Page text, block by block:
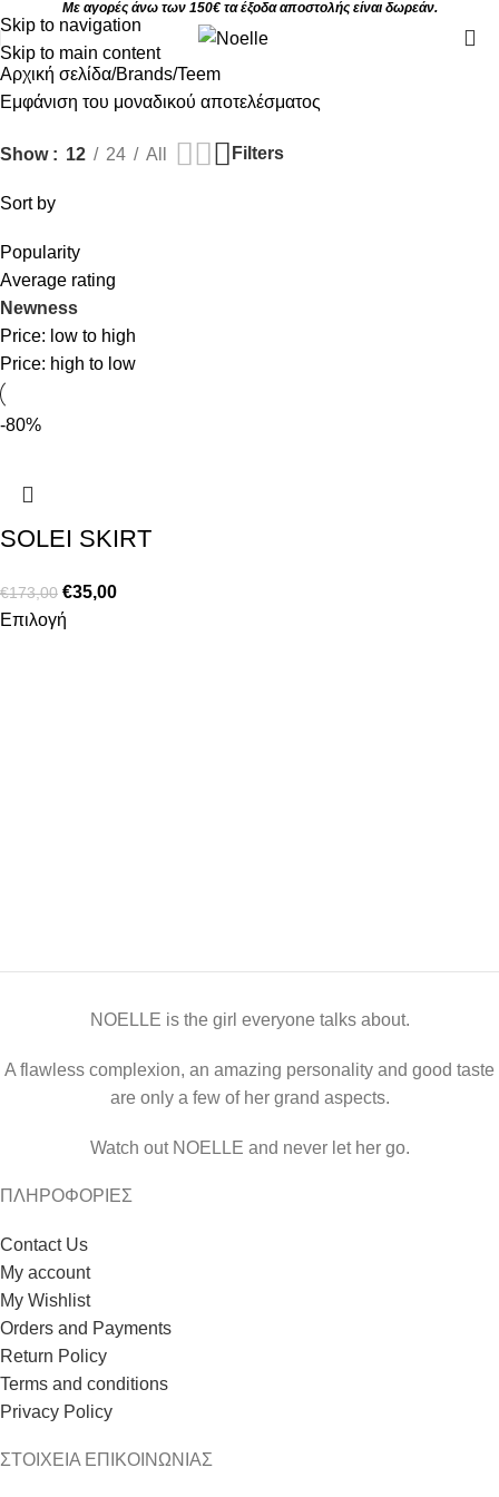
Skip to navigation
Skip to main content
Με αγορές άνω των 150€ τα έξοδα αποστολής είναι δωρεάν.
Αρχική σελίδα Brands Teem
Εμφάνιση του μοναδικού αποτελέσματος
Show 12 24 All Filters
Sort by
Popularity
Average rating
Newness
Price: low to high
Price: high to low
-80%
SOLEI SKIRT
€173,00 €35,00
Επιλογή
NOELLE is the girl everyone talks about.
A flawless complexion, an amazing personality and good taste
are only a few of her grand aspects.
Watch out NOELLE and never let her go.
ΠΛΗΡΟΦΟΡΙΕΣ
Contact Us
My account
My Wishlist
Orders and Payments
Return Policy
Terms and conditions
Privacy Policy
ΣΤΟΙΧΕΙΑ ΕΠΙΚΟΙΝΩΝΙΑΣ